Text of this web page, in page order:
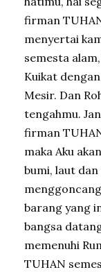
firman
menyertai
semesta
Kuikat
Mesir. Dan
tengahmu.
firman
maka Aku
bumi, laut
barang yang
bangsa
memenuhi
TUHAN